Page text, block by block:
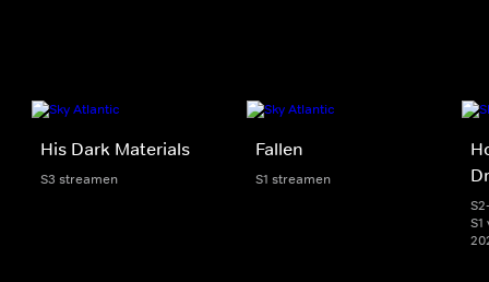
His Dark Materials
S3 streamen
Fallen
S1 streamen